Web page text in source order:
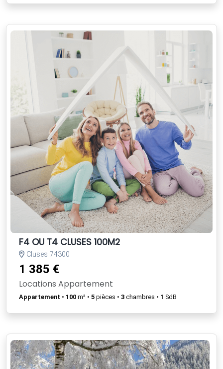
F4 OU T4 CLUSES 100M2
Cluses 74300
1 385 €
Locations Appartement
Appartement • 100 m² • 5 pièces • 3 chambres • 1 SdB